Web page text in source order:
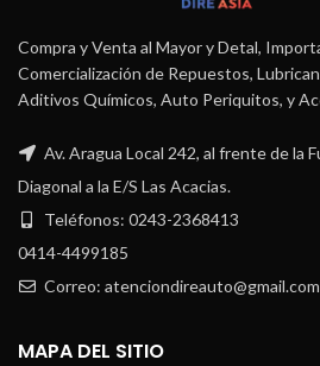
Compra y Venta al Mayor y Detal,
Comercialización de Repuestos,
Aditivos Químicos, Auto Periquitos, y
Av. Aragua Local 242, al frente de la
Diagonal a la E/S Las Acacias.
Teléfonos: 0243-2368413
0414-4499185
Correo: atenciondireauto@gmail.com
MAPA DEL SITIO